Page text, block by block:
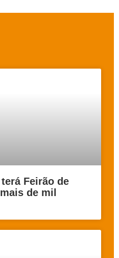
Feirão de
de mil